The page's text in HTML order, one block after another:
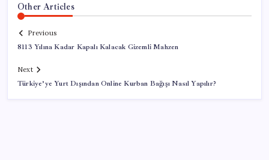
Other Articles
Previous
8113 Yılına Kadar Kapalı Kalacak Gizemli Mahzen
Next
Türkiye’ye Yurt Dışından Online Kurban Bağışı Nasıl Yapılır?